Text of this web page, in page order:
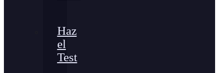
Haz
el
Test